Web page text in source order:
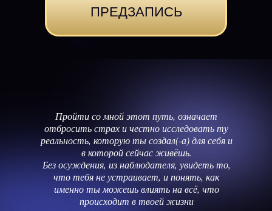
ПРЕДЗАПИСЬ
Пройти со мной этот путь, означает
отбросить страх и честно исследовать ту
реальность, которую ты создал(-а) для себя и
в которой сейчас живёшь.
Без осуждения, из наблюдателя, увидеть то,
что тебя не устраивает, и понять, как
именно ты можешь влиять на всё, что
происходит в твоей жизни